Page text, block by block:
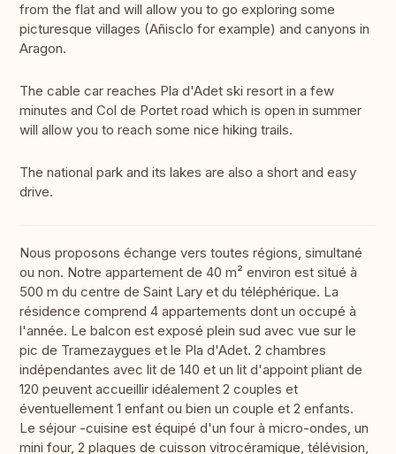
from the flat and will allow you to go exploring some
picturesque villages (Añisclo for example) and canyons in
Aragon.
The cable car reaches Pla d'Adet ski resort in a few
minutes and Col de Portet road which is open in summer
will allow you to reach some nice hiking trails.
The national park and its lakes are also a short and easy
drive.
Nous proposons échange vers toutes régions, simultané
ou non. Notre appartement de 40 m² environ est situé à
500 m du centre de Saint Lary et du téléphérique. La
résidence comprend 4 appartements dont un occupé à
l'année. Le balcon est exposé plein sud avec vue sur le
pic de Tramezaygues et le Pla d'Adet. 2 chambres
indépendantes avec lit de 140 et un lit d'appoint pliant de
120 peuvent accueillir idéalement 2 couples et
éventuellement 1 enfant ou bien un couple et 2 enfants.
Le séjour -cuisine est équipé d'un four à micro-ondes, un
mini four, 2 plaques de cuisson vitrocéramique, télévision,